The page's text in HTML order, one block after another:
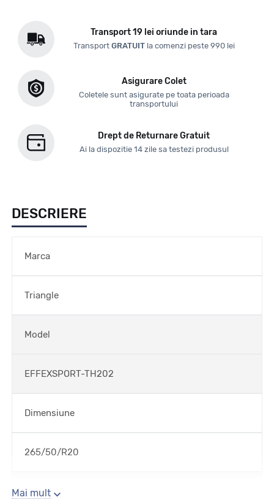
Transport 19 lei oriunde in tara
Transport GRATUITla comenzi peste 990 lei
Asigurare Colet
Coletele sunt asigurate pe toata perioada
transportului
Drept de Returnare Gratuit
Ai la dispozitie 14 zile sa testezi produsul
DESCRIERE
Marca
Triangle
Model
EFFEXSPORT-TH202
Dimensiune
265/50/R20
Sezon
Mai mult